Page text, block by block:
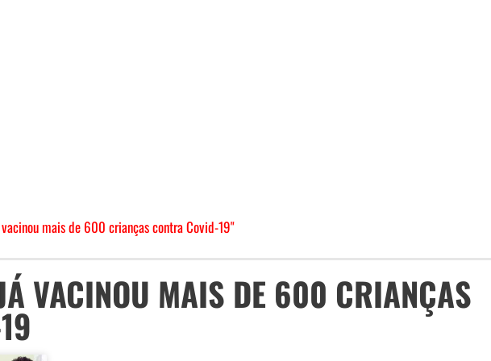
mais de 600 crianças contra Covid-19"
VACINOU MAIS DE 600 CRIANÇAS